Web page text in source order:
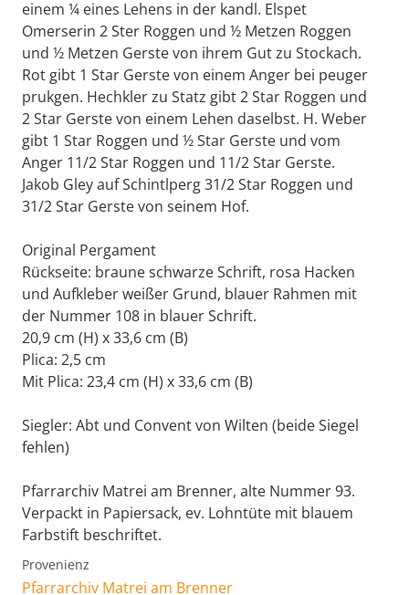
einem ¼ eines Lehens in der kandl. Elspet
Omerserin 2 Ster Roggen und ½ Metzen Roggen
und ½ Metzen Gerste von ihrem Gut zu Stockach.
Rot gibt 1 Star Gerste von einem Anger bei peuger
prukgen. Hechkler zu Statz gibt 2 Star Roggen und
2 Star Gerste von einem Lehen daselbst. H. Weber
gibt 1 Star Roggen und ½ Star Gerste und vom
Anger 11/2 Star Roggen und 11/2 Star Gerste.
Jakob Gley auf Schintlperg 31/2 Star Roggen und
31/2 Star Gerste von seinem Hof.
Original Pergament
Rückseite: braune schwarze Schrift, rosa Hacken
und Aufkleber weißer Grund, blauer Rahmen mit
der Nummer 108 in blauer Schrift.
20,9 cm (H) x 33,6 cm (B)
Plica: 2,5 cm
Mit Plica: 23,4 cm (H) x 33,6 cm (B)
Siegler: Abt und Convent von Wilten (beide Siegel
fehlen)
Pfarrarchiv Matrei am Brenner, alte Nummer 93.
Verpackt in Papiersack, ev. Lohntüte mit blauem
Farbstift beschriftet.
Provenienz
Pfarrarchiv Matrei am Brenner